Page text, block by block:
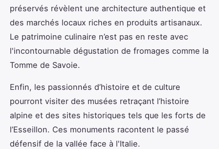
préservés révèlent une architecture authentique et
des marchés locaux riches en produits artisanaux.
Le patrimoine culinaire n’est pas en reste avec
l'incontournable dégustation de fromages comme la
Tomme de Savoie.
Enfin, les passionnés d’histoire et de culture
pourront visiter des musées retraçant l’histoire
alpine et des sites historiques tels que les forts de
l’Esseillon. Ces monuments racontent le passé
défensif de la vallée face à l'Italie.